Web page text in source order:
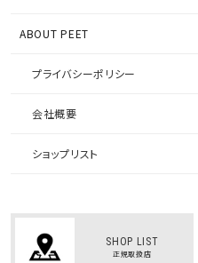
ABOUT PEET
プライバシーポリシー
会社概要
ショップリスト
SHOP LIST
正規取扱店